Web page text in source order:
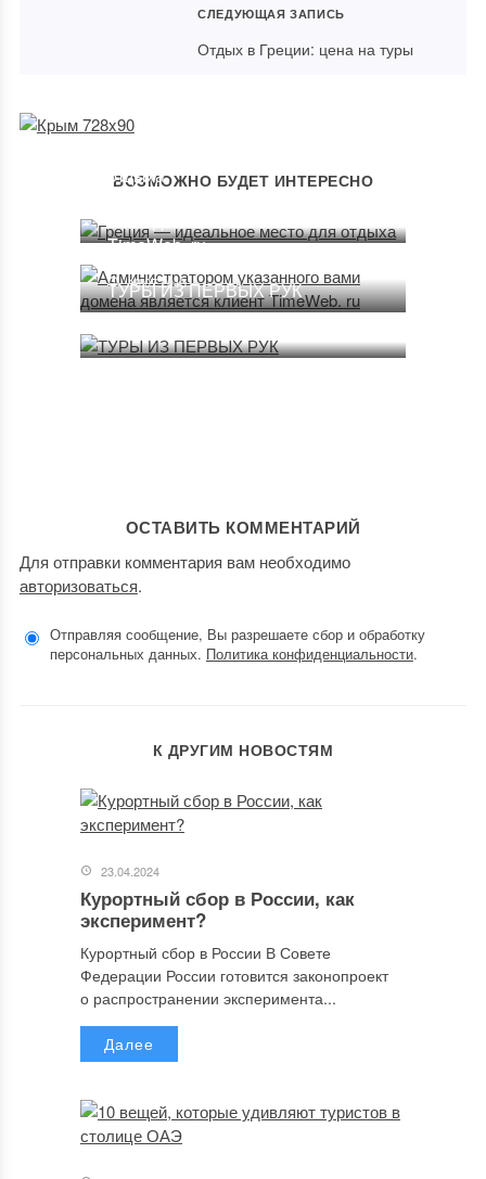
СЛЕДУЮЩАЯ ЗАПИСЬ
Отдых в Греции: цена на туры
ВОЗМОЖНО БУДЕТ ИНТЕРЕСНО
отдыха
Администратором указанного
TimeWeb. ru
19.07.2013
ТУРЫ ИЗ ПЕРВЫХ РУК
ОСТАВИТЬ КОММЕНТАРИЙ
Для отправки комментария вам необходимо
авторизоваться.
Отправляя сообщение, Вы разрешаете сбор и обработку
персональных данных. Политика конфиденциальности.
К ДРУГИМ НОВОСТЯМ
23.04.2024
Курортный сбор в России, как
эксперимент?
Курортный сбор в России В Совете
Федерации России готовится законопроект
о распространении эксперимента...
Далее